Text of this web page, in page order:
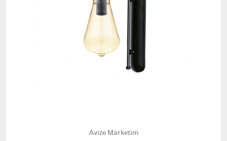
Avize Marketim